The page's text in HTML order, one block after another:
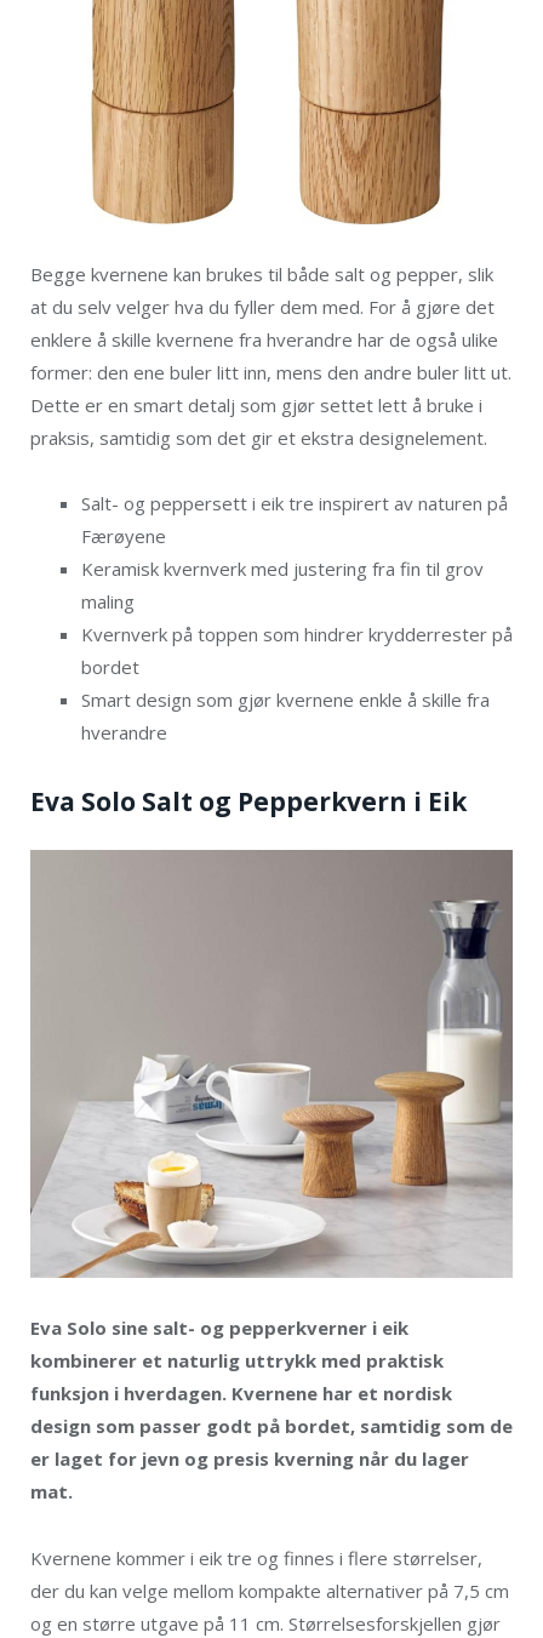
Begge kvernene kan brukes til både salt og pepper, slik
at du selv velger hva du fyller dem med. For å gjøre det
enklere å skille kvernene fra hverandre har de også ulike
former: den ene buler litt inn, mens den andre buler litt ut.
Dette er en smart detalj som gjør settet lett å bruke i
praksis, samtidig som det gir et ekstra designelement.
Salt- og peppersett i eik tre inspirert av naturen på
Færøyene
Keramisk kvernverk med justering fra fin til grov
maling
Kvernverk på toppen som hindrer krydderrester på
bordet
Smart design som gjør kvernene enkle å skille fra
hverandre
Eva Solo Salt og Pepperkvern i Eik
Eva Solo sine salt- og pepperkverner i eik
kombinerer et naturlig uttrykk med praktisk
funksjon i hverdagen. Kvernene har et nordisk
design som passer godt på bordet, samtidig som de
er laget for jevn og presis kverning når du lager
mat.
Kvernene kommer i eik tre og finnes i flere størrelser,
der du kan velge mellom kompakte alternativer på 7,5 cm
og en større utgave på 11 cm. Størrelsesforskjellen gjør